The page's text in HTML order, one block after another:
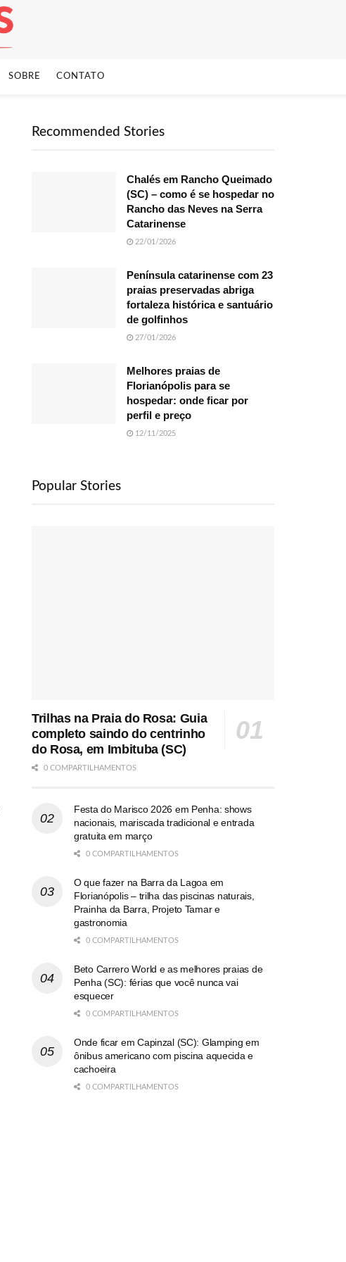
SOBRE CONTATO
Recommended Stories
Chalés em Rancho Queimado
(SC) – como é se hospedar no
Rancho das Neves na Serra
Catarinense
22/01/2026
Península catarinense com 23
praias preservadas abriga
fortaleza histórica e santuário
de golfinhos
27/01/2026
Melhores praias de
Florianópolis para se
hospedar: onde ficar por
perfil e preço
12/11/2025
Popular Stories
Trilhas na Praia do Rosa: Guia
completo saindo do centrinho
do Rosa, em Imbituba (SC)
0 COMPARTILHAMENTOS
Festa do Marisco 2026 em Penha: shows
nacionais, mariscada tradicional e entrada
gratuita em março
0 COMPARTILHAMENTOS
O que fazer na Barra da Lagoa em
Florianópolis – trilha das piscinas naturais,
Prainha da Barra, Projeto Tamar e
gastronomia
0 COMPARTILHAMENTOS
Beto Carrero World e as melhores praias de
Penha (SC): férias que você nunca vai
esquecer
0 COMPARTILHAMENTOS
Onde ficar em Capinzal (SC): Glamping em
ônibus americano com piscina aquecida e
cachoeira
0 COMPARTILHAMENTOS